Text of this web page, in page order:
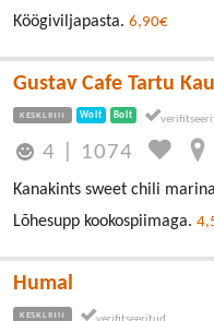
Köögiviljapasta. 6,90€
Gustav Cafe Tartu
KESKLINN Wolt Bolt
4 1074
Kanakints sweet chili
Lõhesupp kookospiimaga.
Humal
KESKLINN